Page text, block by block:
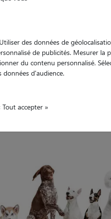
des données de
de publicités. Mesurer
du contenu personnalisé.
données d'audience.
accepter »